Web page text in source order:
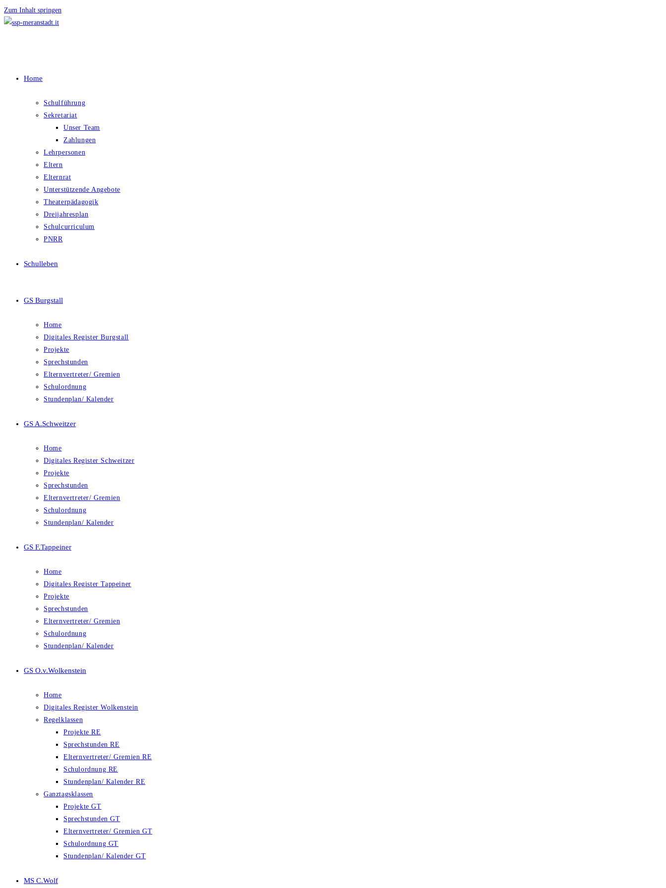
Zum Inhalt springen
Home
Schulführung
Sekretariat
Unser Team
Zahlungen
Lehrpersonen
Eltern
Elternrat
Unterstützende Angebote
Theaterpädagogik
Dreijahresplan
Schulcurriculum
PNRR
Schulleben
GS Burgstall
Home
Digitales Register Burgstall
Projekte
Sprechstunden
Elternvertreter/ Gremien
Schulordnung
Stundenplan/ Kalender
GS A.Schweitzer
Home
Digitales Register Schweitzer
Projekte
Sprechstunden
Elternvertreter/ Gremien
Schulordnung
Stundenplan/ Kalender
GS F.Tappeiner
Home
Digitales Register Tappeiner
Projekte
Sprechstunden
Elternvertreter/ Gremien
Schulordnung
Stundenplan/ Kalender
GS O.v.Wolkenstein
Home
Digitales Register Wolkenstein
Regelklassen
Projekte RE
Sprechstunden RE
Elternvertreter/ Gremien RE
Schulordnung RE
Stundenplan/ Kalender RE
Ganztagsklassen
Projekte GT
Sprechstunden GT
Elternvertreter/ Gremien GT
Schulordnung GT
Stundenplan/ Kalender GT
MS C.Wolf